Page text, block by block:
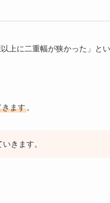
上に二重幅が狭かった」と
きます 。
きます。